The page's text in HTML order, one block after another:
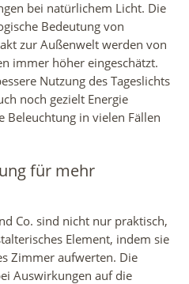
bei natürlichem Licht. Die
Bedeutung von
zur Außenwelt werden von
immer höher eingeschätzt.
Nutzung des Tageslichts
noch gezielt Energie
Beleuchtung in vielen Fällen
für mehr
Co. sind nicht nur praktisch,
Element, indem sie
Zimmer aufwerten. Die
Auswirkungen auf die